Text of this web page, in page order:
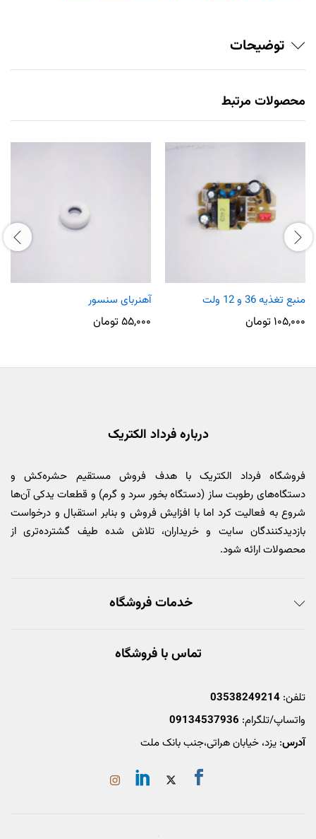
توضیحات
محصولات مرتبط
منبع تغذیه 36 و 12 ولت
۱۰۵,۰۰۰ تومان
آهنربای سنسور
۵۵,۰۰۰تومان
درباره فرداد الکتریک
فروشگاه فرداد الکتریک با هدف فروش مستقیم حشره‌کش و
دستگاه‌های رطوبت ساز (دستگاه بخور سرد و گرم) و قطعات یدکی آن‌ها
شروع به فعالیت کرد اما با افزایش فروش و بنابر استقبال و درخواست
بازدیدکنندگان سایت و خریداران، تلاش شده طیف گشترده‌تری از
محصولات ارائه شود.
خدمات فروشگاه
تماس با فروشگاه
تلفن: 03538249214
واتساپ/تلگرام: 09134537936
آدرس: یزد، خیابان هراتی،جنب بانک ملت